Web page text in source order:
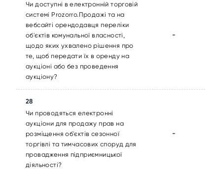
Чи доступні в електронній торговій
системі Prozorro.Продажі та на
вебсайті орендодавця переліки
об'єктів комунальної власності,
щодо яких ухвалено рішення про
те, щоб передати їх в оренду на
аукціоні або без проведення
аукціону?
-
28
Чи проводяться електронні
аукціони для продажу прав на
розміщення об'єктів сезонної
торгівлі та тимчасових споруд для
провадження підприємницької
діяльності?
-